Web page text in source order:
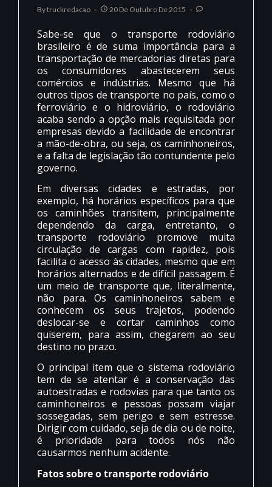
ByTruckredacao 20 De Outubro De 2015
Sabe-se que o transporte rodoviário
brasileiro é de suma importância para a
transportação de mercadorias diretas para
os consumidores abastecerem seus
comércios e indústrias. Mesmo que há
outros tipos de transporte no país, como o
ferroviário e o hidroviário, o rodoviário
acaba sendo a opção mais requisitada por
empresas devido a facilidade de encontrar
a mão-de-obra, ou seja, os caminhoneiros,
e a falta de legislação tão contundente pelo
governo.
Em diversas cidades e estradas, por
exemplo, há horários específicos para que
os caminhões transitem, principalmente
dependendo da carga, entretanto, o
transporte rodoviário promove muita
circulação de cargas com rapidez, pois
facilita o acesso às cidades, mesmo que em
horários alternados e de difícil passagem. É
um meio de transporte que, literalmente,
não para. Os caminhoneiros sabem e
conhecem os seus trajetos, podendo
deslocar-se e cortar caminhos como
quiserem, para assim, chegarem ao seu
destino no prazo.
O principal item que o sistema rodoviário
tem de se atentar é a conservação das
autoestradas e rodovias para que tanto os
caminhoneiros e pessoas possam viajar
sossegadas, sem perigo e sem estresse.
Dirigir com cuidado, seja de dia ou de noite,
é prioridade para todos nós não
causarmos nenhum acidente.
Fatos sobre o transporte rodoviário